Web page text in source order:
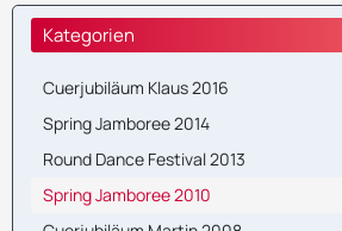
Kategorien
Cuerjubiläum Klaus 2016
Spring Jamboree 2014
Round Dance Festival 2013
Spring Jamboree 2010